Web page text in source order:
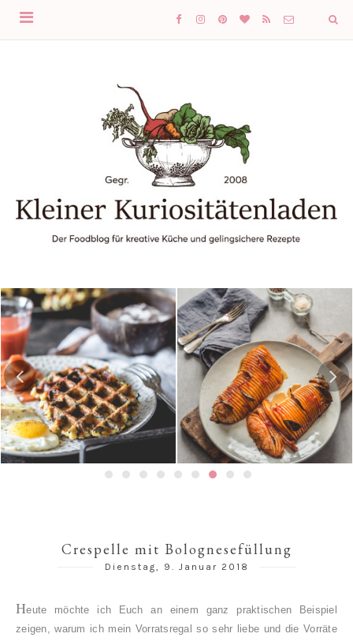
Karamellisierter
Hasselback-
Butternutkürbis
Portweinbirnen, eingeweckt
Crespelle mit Bolognesefüllung
Dienstag, 9. Januar 2018
Heute möchte ich Euch an einem ganz praktischen Beispiel
zeigen, warum ich mein Vorratsregal so sehr liebe und die Vorräte